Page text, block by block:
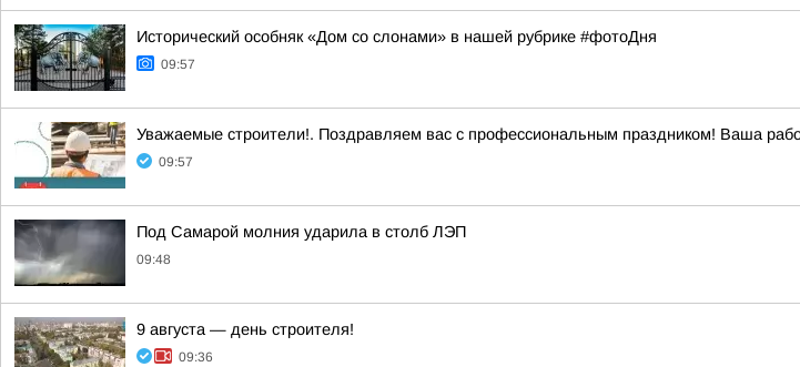
Исторический особняк «Дом со слонами» в нашей рубрике #фотоДня
09:57
Уважаемые строители!. Поздравляем вас с профессиональным праздником! Ваша
09:57
Под Самарой молния ударила в столб ЛЭП
09:48
9 августа — день строителя!
09:36